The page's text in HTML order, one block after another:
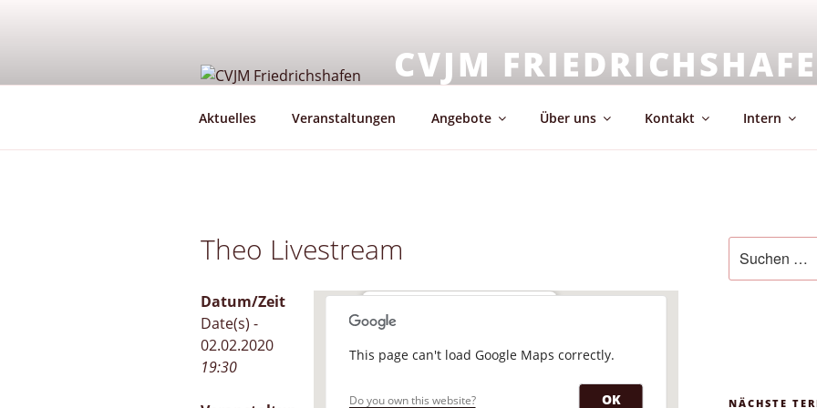
CVJM
Aktuelles Veranstaltungen Angebote Über uns Kontakt Intern
Theo Livestream
CVJM-Räume
Scheffelstraße 15 - Friedrichshafen
This page can't load Google Maps correctly.
Do you own this website? OK
Datum/Zeit
Date(s) -
02.02.2020
19:30
nach:
NÄCHSTE